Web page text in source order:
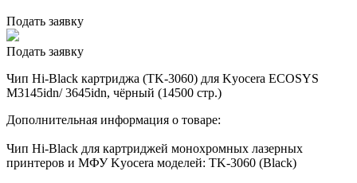
Подать заявку
Подать заявку
Чип Hi-Black картриджа (TK-3060) для Kyocera ECOSYS
M3145idn/ 3645idn, чёрный (14500 стр.)
Дополнительная информация о товаре:
Чип Hi-Black для картриджей монохромных лазерных
принтеров и МФУ Kyocera моделей: TK-3060 (Black)